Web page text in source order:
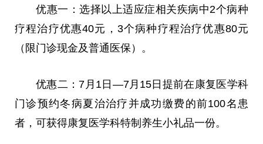
优惠一：选择以上适应症相关疾病中2个病种
疗程治疗优惠40元，3个病种疗程治疗优惠80元
（限门诊现金及普通医保）。
优惠二：7月1日—7月15日提前在康复医学科
门诊预约冬病夏治治疗并成功缴费的前100名患
者，可获得康复医学科特制养生小礼品一份。